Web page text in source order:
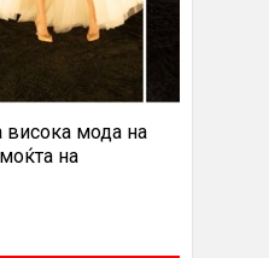
висока мода на
на